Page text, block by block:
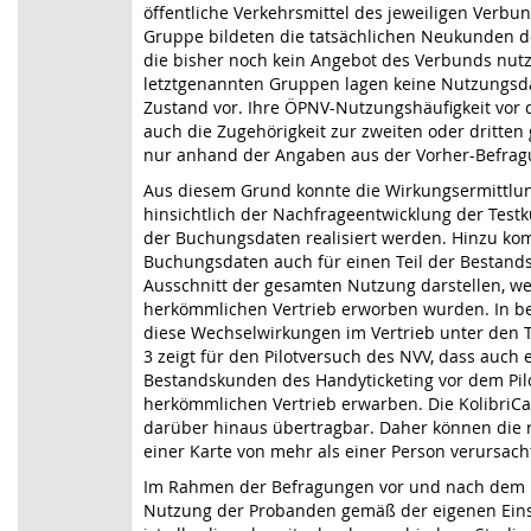
öffentliche Verkehrsmittel des jeweiligen
Gruppe bildeten die tatsächlichen Neukunden
die bisher noch kein Angebot des Verbunds
letztgenannten Gruppen lagen keine
Zustand vor. Ihre ÖPNV-Nutzungshäufigkeit vor
auch die Zugehörigkeit zur zweiten oder dritten
nur anhand der Angaben aus der Vorher-
Aus diesem Grund konnte die
hinsichtlich der Nachfrageentwicklung der
der Buchungsdaten realisiert werden. Hinzu
Buchungsdaten auch für einen Teil der
Ausschnitt der gesamten Nutzung darstellen,
herkömmlichen Vertrieb erworben wurden. In
diese Wechselwirkungen im Vertrieb unter den
3 zeigt für den Pilotversuch des NVV, dass auch
Bestandskunden des Handyticketing vor dem
herkömmlichen Vertrieb erwarben. Die
darüber hinaus übertragbar. Daher können die
einer Karte von mehr als einer Person
Im Rahmen der Befragungen vor und nach
Nutzung der Probanden gemäß der eigenen